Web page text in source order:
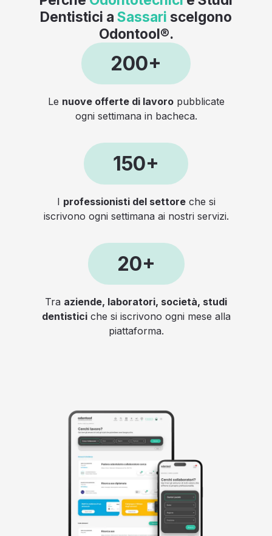
Dentistici a Sassari scelgono
Odontool®.
200+
Le nuove offerte di lavoropubblicate
ogni settimana in bacheca.
150+
I professionisti del settoreche si
iscrivono ogni settimana ai nostri servizi.
20+
Tra aziende, laboratori, società, studi
dentisticiche si iscrivono ogni mese alla
piattaforma.